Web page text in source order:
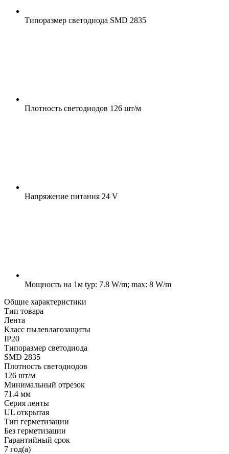
Типоразмер светодиода SMD 2835
Плотность светодиодов 126 шт/м
Напряжение питания 24 V
Мощность на 1м typ: 7.8 W/m; max: 8 W/m
Общие характеристики
Тип товара
Лента
Класс пылевлагозащиты
IP20
Типоразмер светодиода
SMD 2835
Плотность светодиодов
126 шт/м
Минимальный отрезок
71.4 мм
Серия ленты
UL открытая
Тип герметизации
Без герметизации
Гарантийный срок
7 год(а)